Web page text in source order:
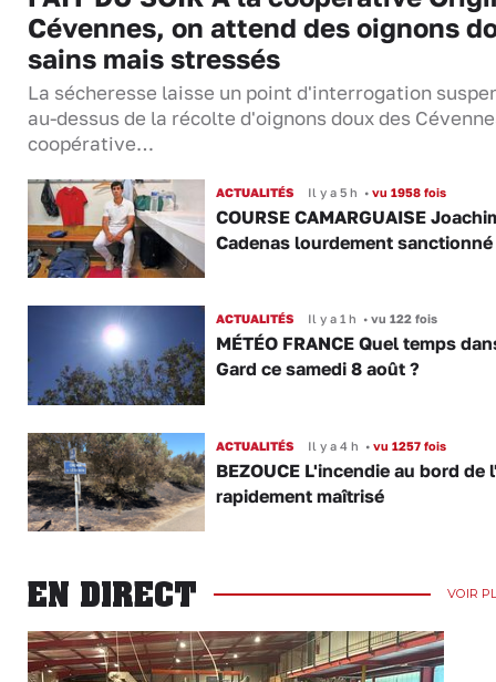
Cévennes, on attend des oignons
sains mais stressés
La sécheresse laisse un point d'interrogation
au-dessus de la récolte d'oignons doux des
coopérative…
ACTUALITÉS Il y a 5 h •vu 1958 fois
COURSE CAMARGUAISE
Cadenas lourdement sanctionné
ACTUALITÉS Il y a 1 h •vu 122 fois
MÉTÉO FRANCE Quel temps
Gard ce samedi 8 août ?
ACTUALITÉS Il y a 4 h •vu 1257 fois
BEZOUCE L'incendie au bord de
rapidement maîtrisé
EN DIRECT VOIR